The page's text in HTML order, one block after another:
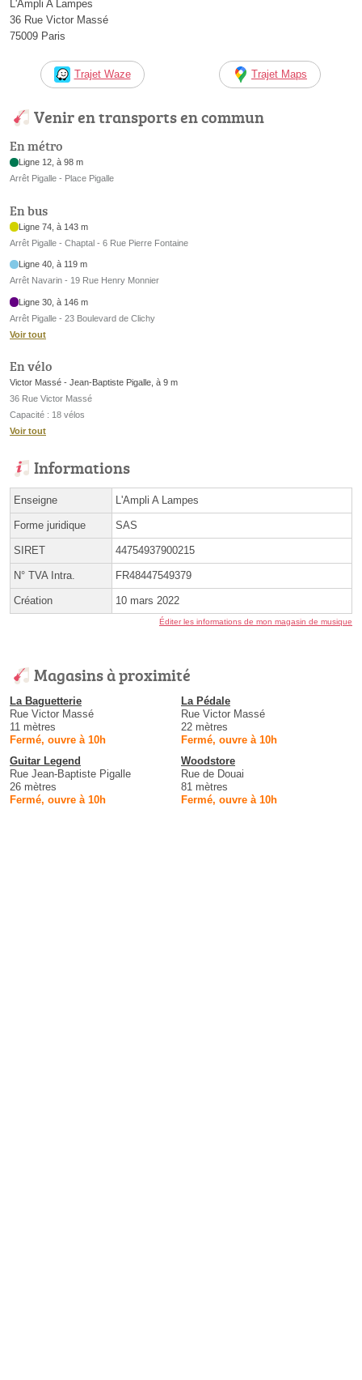
L'Ampli A Lampes
36 Rue Victor Massé
75009 Paris
Trajet Waze Trajet Maps
Venir en transports en commun
En métro
Ligne 12, à 98 m
Arrêt Pigalle - Place Pigalle
En bus
Ligne 74, à 143 m
Arrêt Pigalle - Chaptal - 6 Rue Pierre Fontaine
Ligne 40, à 119 m
Arrêt Navarin - 19 Rue Henry Monnier
Ligne 30, à 146 m
Arrêt Pigalle - 23 Boulevard de Clichy
Voir tout
En vélo
Victor Massé - Jean-Baptiste Pigalle, à 9 m
36 Rue Victor Massé
Capacité : 18 vélos
Voir tout
Informations
Enseigne L'Ampli A Lampes
Forme juridique SAS
SIRET 44754937900215
N° TVA Intra. FR48447549379
Création 10 mars 2022
Éditer les informations de mon magasin de musique
Magasins à proximité
La Baguetterie
Rue Victor Massé
11 mètres
Fermé, ouvre à 10h
La Pédale
Rue Victor Massé
22 mètres
Fermé, ouvre à 10h
Guitar Legend
Rue Jean-Baptiste Pigalle
26 mètres
Fermé, ouvre à 10h
Woodstore
Rue de Douai
81 mètres
Fermé, ouvre à 10h